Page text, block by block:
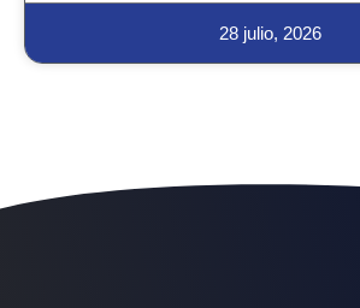
28 julio, 2026